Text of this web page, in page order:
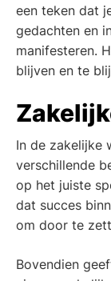
een teken dat
gedachten en
manifesteren.
blijven en te
In de zakelijke
verschillende
op het juiste
dat succes
om door te
Bovendien